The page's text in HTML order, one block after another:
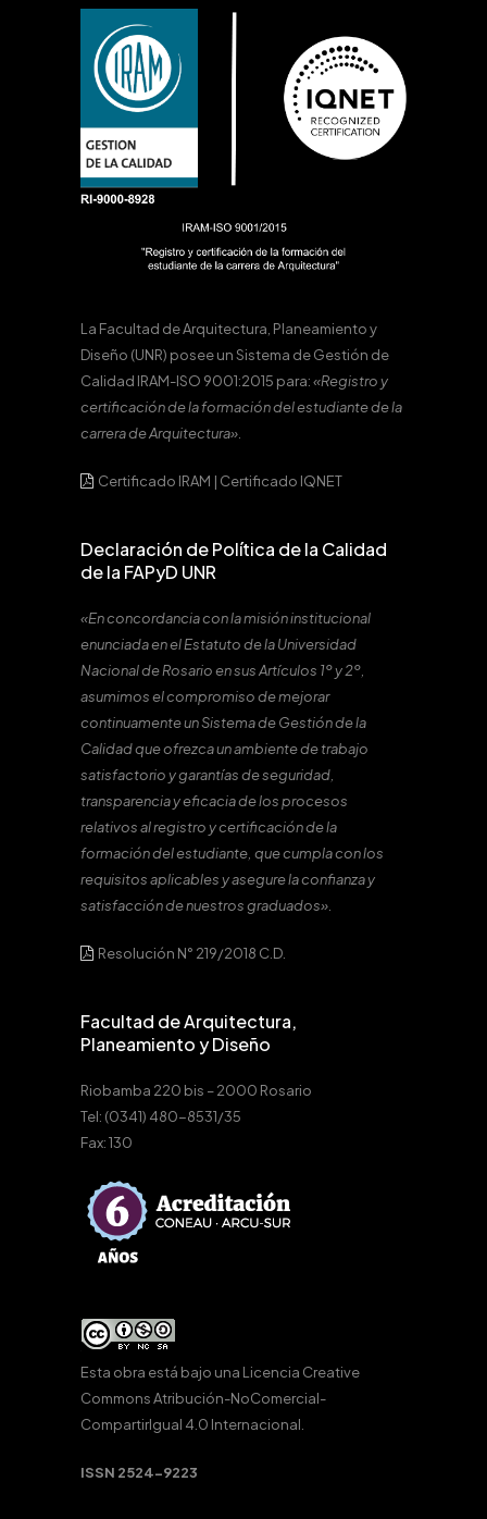
La Facultad de Arquitectura, Planeamiento y
Diseño (UNR) posee un Sistema de Gestión de
Calidad IRAM-ISO 9001:2015 para:«Registro y
certificación de la formación del estudiante de la
carrera de Arquitectura».
Certificado IRAM | Certificado IQNET
Declaración de Política de la Calidad
de la FAPyD UNR
«En concordancia con la misión institucional
enunciada en el Estatuto de la Universidad
Nacional de Rosario en sus Artículos 1º y 2º,
asumimos el compromiso de mejorar
continuamente un Sistema de Gestión de la
Calidad que ofrezca un ambiente de trabajo
satisfactorio y garantías de seguridad,
transparencia y eficacia de los procesos
relativos al registro y certificación de la
formación del estudiante, que cumpla con los
requisitos aplicables y asegure la confianza y
satisfacción de nuestros graduados».
Resolución N° 219/2018 C.D.
Facultad de Arquitectura,
Planeamiento y Diseño
Riobamba 220 bis – 2000 Rosario
Tel: (0341) 480-8531/35
Fax: 130
Esta obra está bajo una Licencia Creative
Commons Atribución-NoComercial-
CompartirIgual 4.0 Internacional
ISSN 2524-9223